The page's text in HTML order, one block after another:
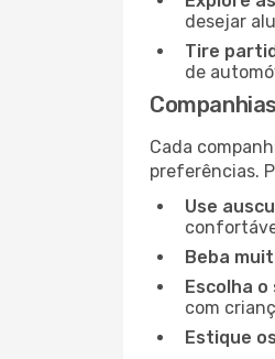
desejar
Tire
de
Cada
preferências.
Use
Beba
Escolha
com
Estique